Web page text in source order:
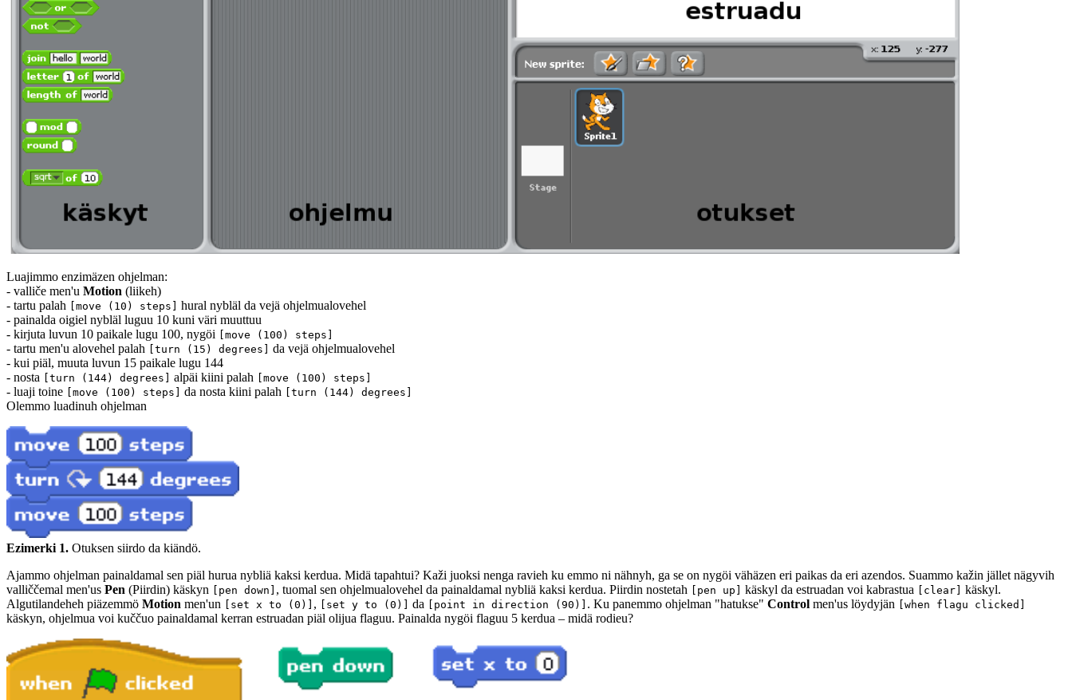
Luajimmo enzimäzen ohjelman:
- valliče men'u Motion (liikeh)
- tartu palah
[move (10) steps]
hural nybläl da vejä ohjelmualovehel
- painalda oigiel nybläl luguu 10 kuni väri muuttuu
- kirjuta luvun 10 paikale lugu 100, nygöi
[move (100) steps]
- tartu men'u alovehel palah [turn (15) degrees]
da vejä ohjelmualovehel
- kui piäl, muuta luvun 15 paikale lugu 144
- nosta
[turn (144) degrees] alpäi kiini palah [move (100) steps]
- luaji toine [move (100) steps] da nosta kiini palah [turn (144) degrees]
Olemmo luadinuh ohjelman
Ezimerki 1. Otuksen siirdo da kiändö.
Ajammo ohjelman painaldamal sen piäl hurua nybliä kaksi kerdua. Midä tapahtui? Kaži juoksi nenga ravieh ku emmo ni nähnyh, ga se on nygöi vähäzen eri paikas da eri azendos. Suammo kažin jället nägyvih
valliččemal men'us Pen (Piirdin) käskyn [pen down] , tuomal sen ohjelmualovehel da painaldamal nybliä kaksi kerdua. Piirdin nostetah [pen up] käskyl da estruadan voi kabrastua [clear]
käskyl.
Algutilandeheh piäzemmö Motion men'un [set x to (0)] , [set y to (0)] da [point in direction (90)] . Ku panemmo ohjelman "hatukse" Control men'us löydyjän [when flagu clicked]
käskyn, ohjelmua voi kuččuo painaldamal kerran estruadan piäl olijua flaguu. Painalda nygöi flaguu 5 kerdua – midä rodieu?